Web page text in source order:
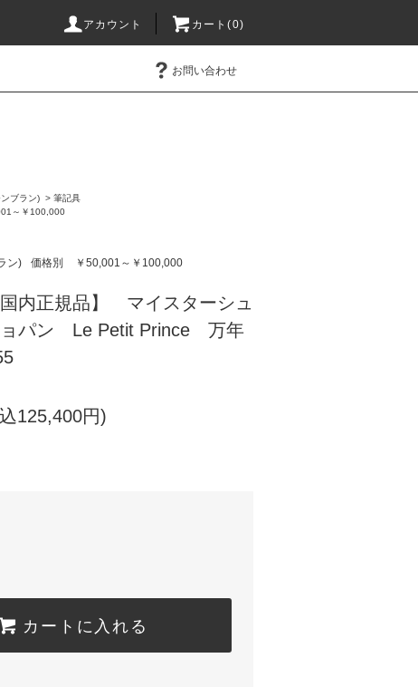
アカウント カート(0)
お問い合わせ
ブラン) > 筆記具
～￥100,000
ン) 価格別 ￥50,001～￥100,000
国内正規品】 マイスターシュ
パン Le Petit Prince 万年
125,400円)
カートに入れる